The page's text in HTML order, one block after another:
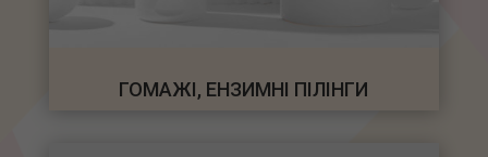
ГОМАЖІ, ЕНЗИМНІ ПІЛІНГИ